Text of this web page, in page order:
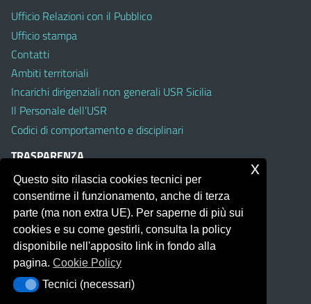
Ufficio Relazioni con il Pubblico
Ufficio stampa
Contatti
Ambiti territoriali
Incarichi dirigenziali non generali USR Sicilia
Il Personale dell’USR
Codici di comportamento e disciplinari
TRASPARENZA
Albo on line
Amministrazione Trasparente
Pubblici proclami
PTPCT per le Istituzioni scolastiche della Sicilia
Whistleblowing
Obiettivi di Accessibilità
Questo sito rilascia cookies tecnici per
consentirne il funzionamento, anche di terza
parte (ma non extra UE). Per saperne di più sui
cookies e su come gestirli, consulta la policy
disponibile nell'apposito link in fondo alla
pagina.Cookie Policy
Tecnici (necessari)
Tecnici (necessari)
x